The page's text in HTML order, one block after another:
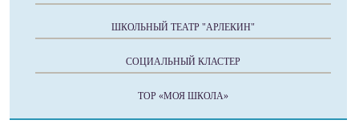
ШКОЛЬНЫЙ ТЕАТР "АРЛЕКИН"
СОЦИАЛЬНЫЙ КЛАСТЕР
ТОР «МОЯ ШКОЛА»